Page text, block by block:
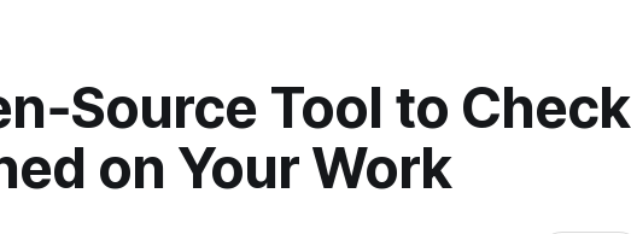
Tool to Check
on Your Work